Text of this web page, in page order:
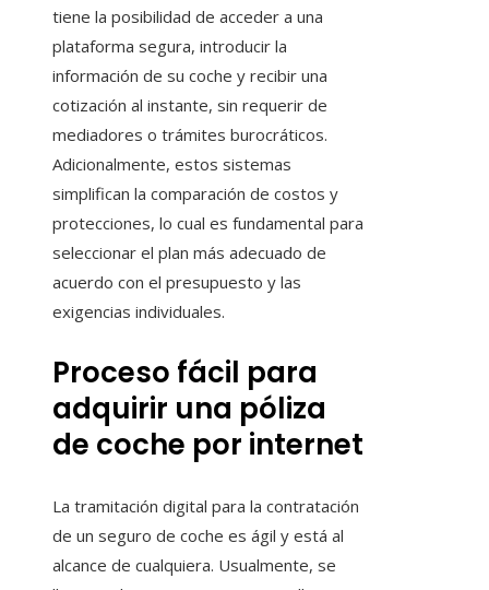
tiene la posibilidad de acceder a una
plataforma segura, introducir la
información de su coche y recibir una
cotización al instante, sin requerir de
mediadores o trámites burocráticos.
Adicionalmente, estos sistemas
simplifican la comparación de costos y
protecciones, lo cual es fundamental para
seleccionar el plan más adecuado de
acuerdo con el presupuesto y las
exigencias individuales.
Proceso fácil para
adquirir una póliza
de coche por internet
La tramitación digital para la contratación
de un seguro de coche es ágil y está al
alcance de cualquiera. Usualmente, se